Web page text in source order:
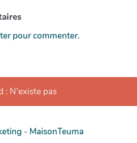
pour commenter.
: N'existe pas
- MaisonTeuma